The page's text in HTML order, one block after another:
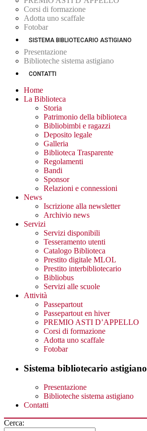
Corsi di formazione
Adotta uno scaffale
Fotobar
SISTEMA BIBLIOTECARIO ASTIGIANO
Presentazione
Biblioteche sistema astigiano
CONTATTI
Home
La Biblioteca
Storia
Patrimonio della biblioteca
Bibliobimbi e ragazzi
Deposito legale
Galleria
Biblioteca Trasparente
Regolamenti
Bandi
Sponsor
Relazioni e connessioni
News
Iscrizione alla newsletter
Archivio news
Servizi
Servizi disponibili
Tesseramento utenti
Catalogo Biblioteca
Prestito digitale MLOL
Prestito interbibliotecario
Bibliobus
Servizi alle scuole
Attività
Passepartout
Passepartout en hiver
PREMIO ASTI D’APPELLO
Corsi di formazione
Adotta uno scaffale
Fotobar
Sistema bibliotecario astigiano
Presentazione
Biblioteche sistema astigiano
Contatti
Cerca: